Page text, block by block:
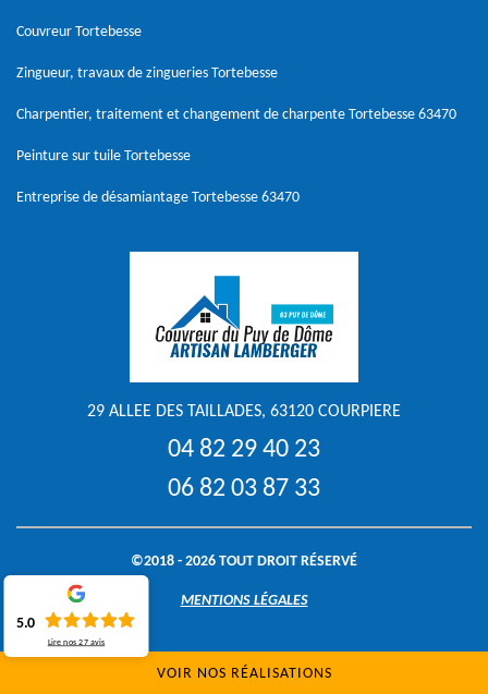
Couvreur Tortebesse
Zingueur, travaux de zingueries Tortebesse
Charpentier, traitement et changement de charpente Tortebesse 63470
Peinture sur tuile Tortebesse
Entreprise de désamiantage Tortebesse 63470
29 ALLEE DES TAILLADES, 63120 COURPIERE
04 82 29 40 23
06 82 03 87 33
©2018 - 2026 TOUT DROIT RÉSERVÉ
MENTIONS LÉGALES
VOIR NOS RÉALISATIONS
5.0
Lire nos27 avis